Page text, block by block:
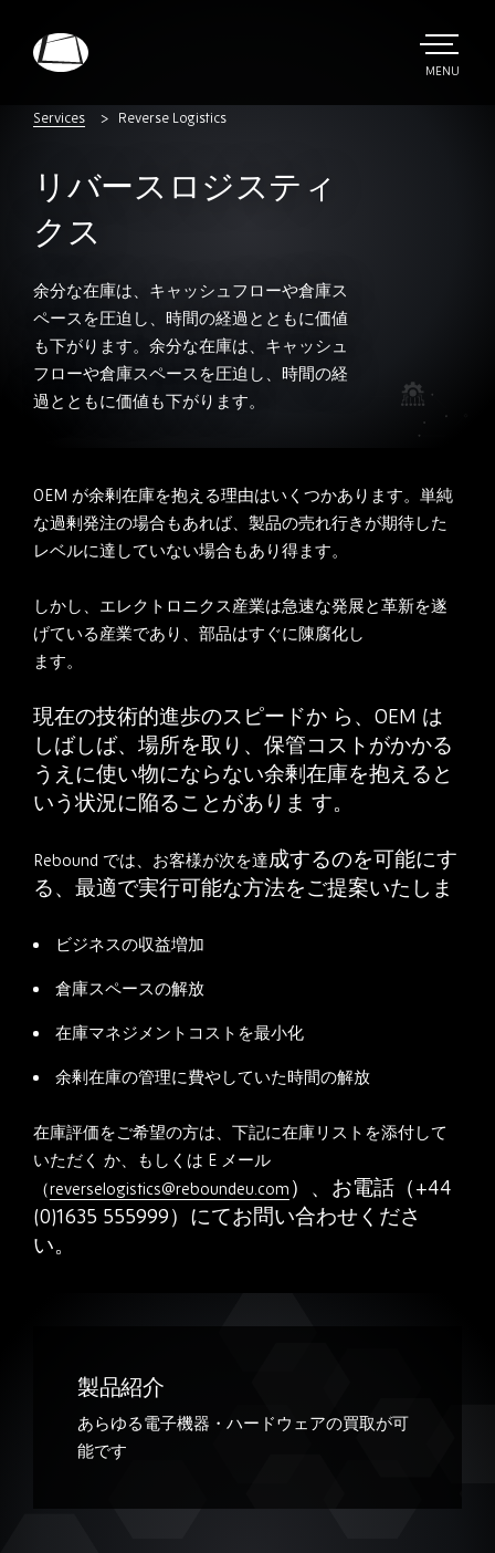
Electronics
TOGGLE
MENU
Services Reverse Logistics
リバースロジスティ
クス
余分な在庫は、キャッシュフローや倉庫ス
ペースを圧迫し、時間の経過とともに価値
も下がります。余分な在庫は、キャッシュ
フローや倉庫スペースを圧迫し、時間の経
過とともに価値も下がります。
OEM が余剰在庫を抱える理由はいくつかあります。単純
な過剰発注の場合もあれば、製品の売れ行きが期待した
レベルに達していない場合もあり得ます。
しかし、エレクトロニクス産業は急速な発展と革新を遂
げている産業であり、部品はすぐに陳腐化し
ます。
現在の技術的進歩のスピードか ら、 OEM は
しばしば、場所を取り、保管コストがかかる
うえに使い物にならない余剰在庫を抱えると
いう状況に陥ることがありま す。
Rebound では、お客様が次を達成するのを可能にす
る、最適で実行可能な方法をご提案いたしま
ビジネスの収益増加
倉庫スペースの解放
在庫マネジメントコストを最小化
余剰在庫の管理に費やしていた時間の解放
在庫評価をご希望の方は、下記に在庫リストを添付して
いただく か、もしくは E メール
（reverselogistics@reboundeu.com ）、お電話 （+44
(0)1635 555999）にてお問い合わせくださ
い。
製品紹介
あらゆる電子機器・ハードウェアの買取が可
能です